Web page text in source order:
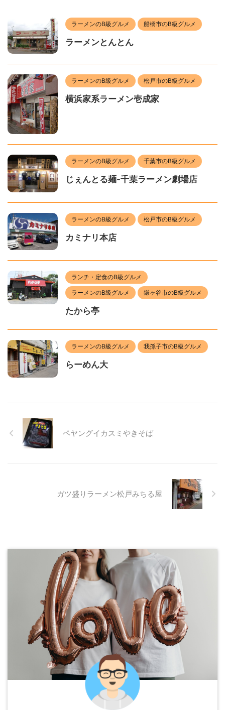
ラーメンのB級グルメ 船橋市のB級グルメ
ラーメンとんとん
ラーメンのB級グルメ 松戸市のB級グルメ
横浜家系ラーメン壱成家
ラーメンのB級グルメ 千葉市のB級グルメ
じぇんとる麺-千葉ラーメン劇場店
ラーメンのB級グルメ 松戸市のB級グルメ
カミナリ本店
ランチ・定食のB級グルメ
ラーメンのB級グルメ 鎌ヶ谷市のB級グルメ
たから亭
ラーメンのB級グルメ 我孫子市のB級グルメ
らーめん大
ペヤングイカスミやきそば
ガツ盛りラーメン松戸みちる屋